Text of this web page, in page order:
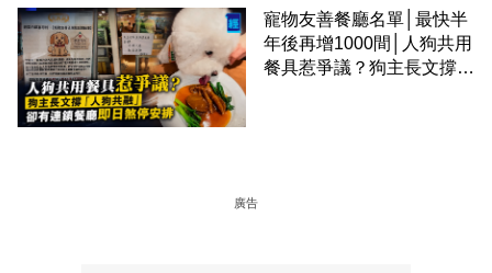
寵物友善餐廳名單│最快半
年後再增1000間│人狗共用
餐具惹爭議？狗主長文撐
廣告